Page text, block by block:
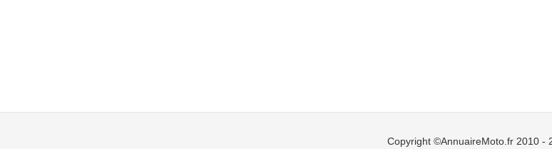
Copyright ©AnnuaireMoto.fr 2010 -